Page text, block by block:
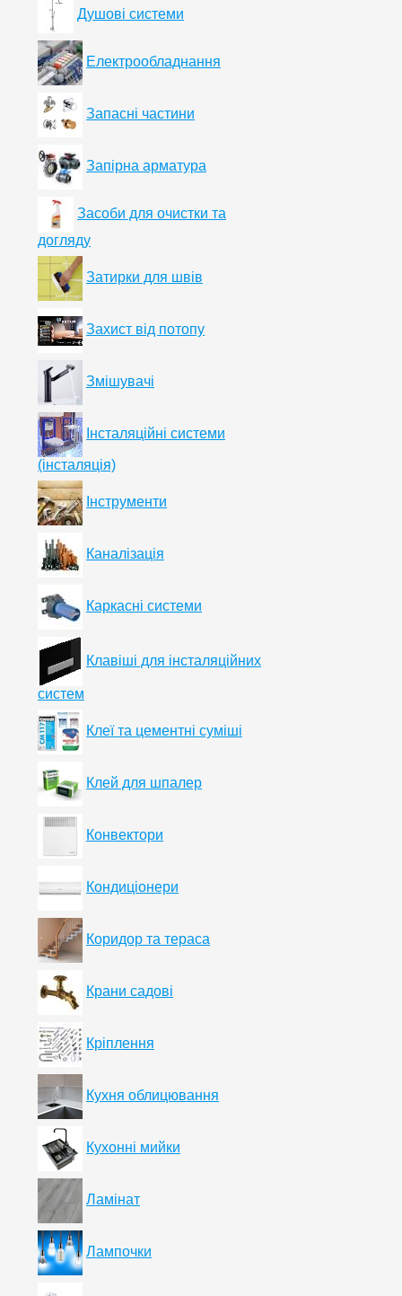
Душові системи
Електрообладнання
Запасні частини
Запірна арматура
Засоби для очистки та
догляду
Затирки для швів
Захист від потопу
Змішувачі
Інсталяційні системи
(інсталяція)
Інструменти
Каналізація
Каркасні системи
Клавіші для інсталяційних
систем
Клеї та цементні суміші
Клей для шпалер
Конвектори
Кондиціонери
Коридор та тераса
Крани садові
Кріплення
Кухня облицювання
Кухонні мийки
Ламінат
Лампочки